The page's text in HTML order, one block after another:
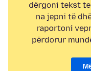
dërgoni tekst
na jepni të
raportoni
përdorur